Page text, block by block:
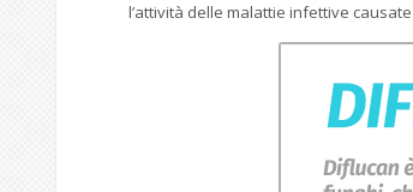
l’attività delle malattie infettive